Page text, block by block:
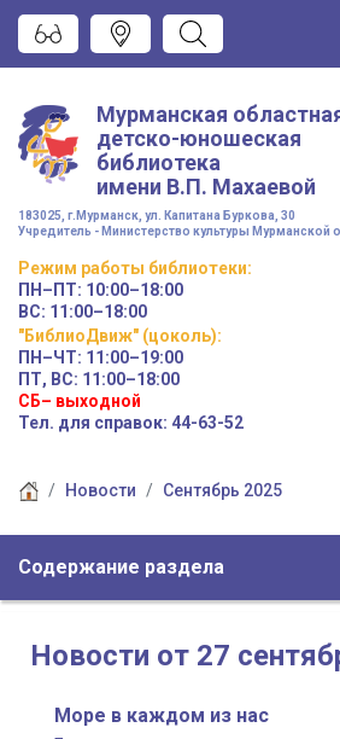
Мурманская
детско-юношеская
библиотека
имени В.П. Махаевой
183025, г.Мурманск, ул. Капитана Буркова, 30
Учредитель - Министерство культуры Мурманской
Режим работы библиотеки:
ПН–ПТ: 10:00–18:00
ВС: 11:00–18:00
"БиблиоДвиж" (цоколь):
ПН–ЧТ: 11:00–19:00
ПТ, ВС: 11:00–18:00
СБ– выходной
Тел. для справок: 44-63-52
Новости Сентябрь 2025
Содержание раздела
Новости от 27
Море в каждом из нас